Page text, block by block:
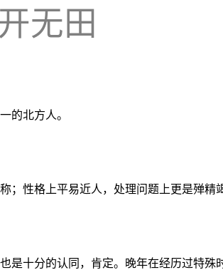
无田
的北方人。
；性格上平易近人，处理问题上更是殚精
是十分的认同，肯定。晚年在经历过特